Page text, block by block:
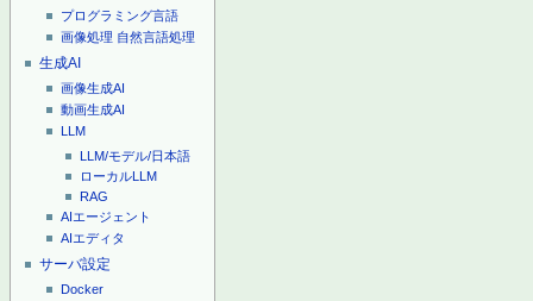
プログラミング言語
画像処理 自然言語処理
生成AI
画像生成AI
動画生成AI
LLM
LLM/モデル/日本語
ローカルLLM
RAG
AIエージェント
AIエディタ
サーバ設定
Docker